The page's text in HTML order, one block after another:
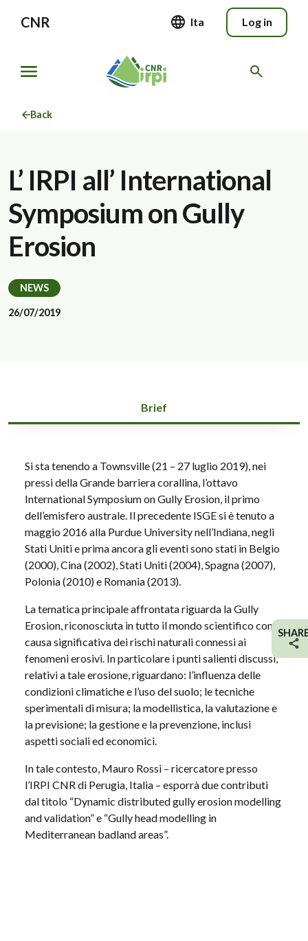
CNR Ita Log in
Back
L’ IRPI all’ International
Symposium on Gully
Erosion
NEWS
26/07/2019
Brief
Si sta tenendo a Townsville (21 – 27 luglio 2019), nei
pressi della Grande barriera corallina, l’ottavo
International Symposium on Gully Erosion, il primo
dell’emisfero australe. Il precedente ISGE si è tenuto a
maggio 2016 alla Purdue University nell’Indiana, negli
Stati Uniti e prima ancora gli eventi sono stati in Belgio
(2000), Cina (2002), Stati Uniti (2004), Spagna (2007),
Polonia (2010) e Romania (2013).
La tematica principale affrontata riguarda la Gully
Erosion, riconosciuta in tutto il mondo scientifico come
causa significativa dei rischi naturali connessi ai
fenomeni erosivi. In particolare i punti salienti discussi,
relativi a tale erosione, riguardano: l’influenza delle
condizioni climatiche e l’uso del suolo; le tecniche
sperimentali di misura; la modellistica, la valutazione e
la previsione; la gestione e la prevenzione, inclusi
aspetti sociali ed economici.
In tale contesto, Mauro Rossi – ricercatore presso
l’IRPI CNR di Perugia, Italia – esporrà due contributi
dal titolo “Dynamic distributed gully erosion modelling
and validation” e “Gully head modelling in
Mediterranean badland areas”.